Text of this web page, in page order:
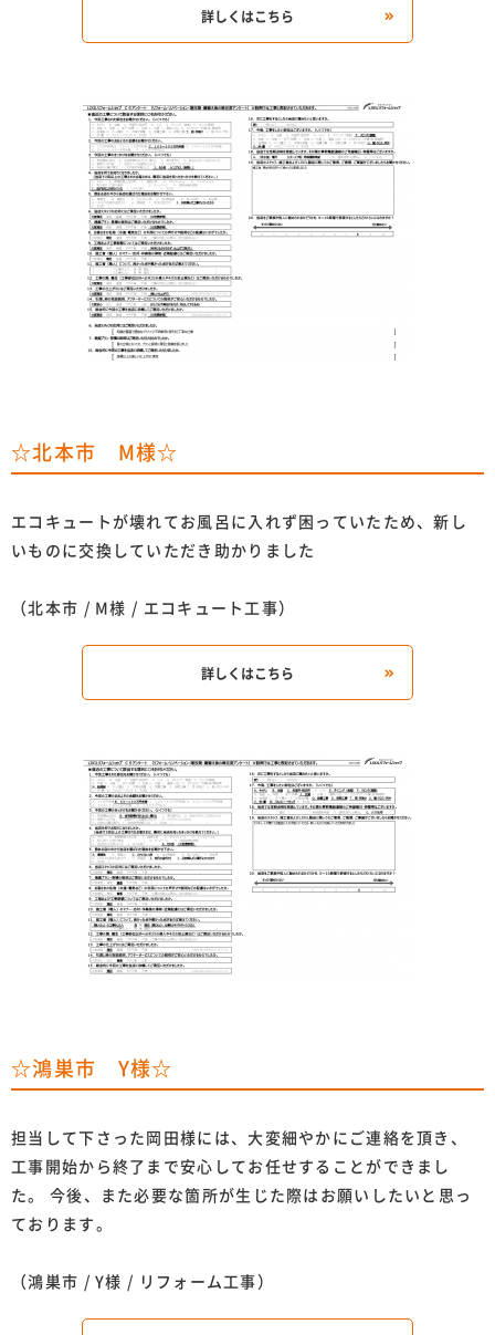
詳しくはこちら
☆北本市 M様☆
エコキュートが壊れてお風呂に入れず困っていたため、新し
いものに交換していただき助かりました
（北本市 / M様 / エコキュート工事）
詳しくはこちら
☆鴻巣市 Y様☆
担当して下さった岡田様には、大変細やかにご連絡を頂き、
工事開始から終了まで安心してお任せすることができまし
た。 今後、また必要な箇所が生じた際はお願いしたいと思っ
ております。
（鴻巣市 / Y様 / リフォーム工事）